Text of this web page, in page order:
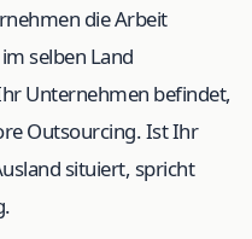
die Arbeit
selben Land
Unternehmen befindet,
Outsourcing. Ist Ihr
situiert, spricht